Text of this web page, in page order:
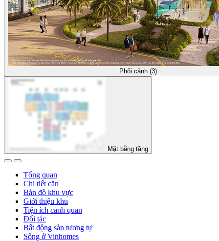
Phối cảnh (3)
Mặt bằng tầng
Tổng quan
Chi tiết căn
Bản đồ khu vực
Giới thiệu khu
Tiện ích cảnh quan
Đối tác
Bất động sản tương tự
Sống ở Vinhomes